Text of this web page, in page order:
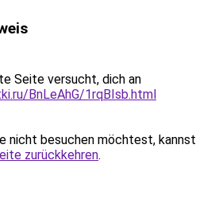
Seite versucht, dich an
BnLeAhG/1rqBIsb.html
nicht besuchen möchtest, kannst
zurückkehren.